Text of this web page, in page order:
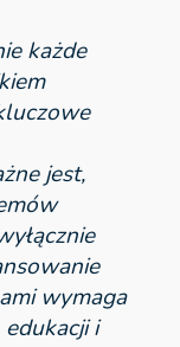
każde
jest,
wymaga
edukacji i